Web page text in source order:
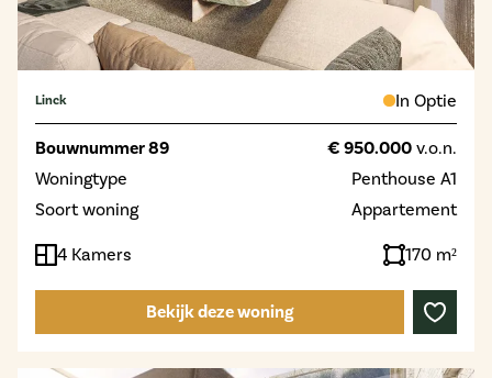
Linck In Optie
Bouwnummer 89 € 950.000 v.o.n.
Woningtype
Penthouse A1
Soort woning
Appartement
4 Kamers 170 m²
Bekijk deze woning